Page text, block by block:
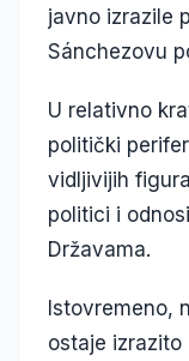
javno izrazile
Sánchezovu
U relativno
politički
vidljivijih
politici i
Državama.
Istovremeno,
ostaje izrazito